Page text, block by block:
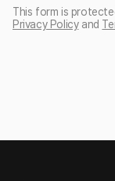
This form is
Privacy Policyand